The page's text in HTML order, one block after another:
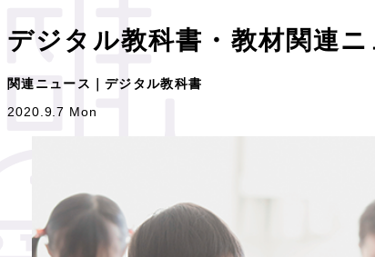
デジタル教科書・教材関連ニ
関連ニュース｜デジタル教科書
2020.9.7 Mon